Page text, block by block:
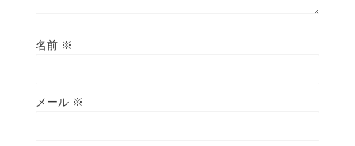
名前 ※
メール ※